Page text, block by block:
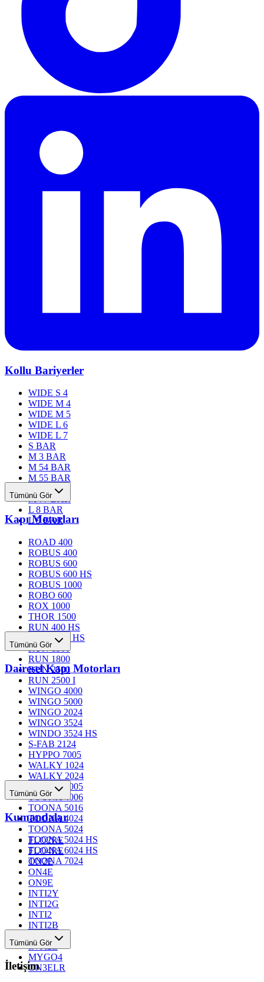
Kollu Bariyerler
WIDE S 4
WIDE M 4
WIDE M 5
WIDE L 6
WIDE L 7
S BAR
M 3 BAR
M 54 BAR
M 55 BAR
M 76 BAR
M 77 BAR
L 8 BAR
L 9 BAR
Tümünü Gör
Kapı Motorları
ROAD 400
ROBUS 400
ROBUS 600
ROBUS 600 HS
ROBUS 1000
ROBO 600
ROX 1000
THOR 1500
RUN 400 HS
RUN 1200 HS
RUN 1500
RUN 1800
RUN 2500
RUN 2500 I
Tümünü Gör
Dairesel Kapı Motorları
WINGO 4000
WINGO 5000
WINGO 2024
WINGO 3524
WINDO 3524 HS
S-FAB 2124
HYPPO 7005
WALKY 1024
WALKY 2024
TOONA 4005
TOONA 4006
TOONA 5016
TOONA 4024
TOONA 5024
TOONA 5024 HS
TOONA 6024 HS
TOONA 7024
Tümünü Gör
Kumandalar
FLO2RE
FLO4RE
ON2E
ON4E
ON9E
INTI2Y
INTI2G
INTI2
INTI2B
INTI2R
INTI2L
MYGO4
ON3ELR
Tümünü Gör
İletişim